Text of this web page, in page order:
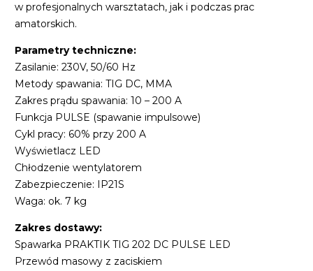
w profesjonalnych warsztatach, jak i podczas prac
amatorskich.
Parametry techniczne:
Zasilanie: 230V, 50/60 Hz
Metody spawania: TIG DC, MMA
Zakres prądu spawania: 10 – 200 A
Funkcja PULSE (spawanie impulsowe)
Cykl pracy: 60% przy 200 A
Wyświetlacz LED
Chłodzenie wentylatorem
Zabezpieczenie: IP21S
Waga: ok. 7 kg
Zakres dostawy:
Spawarka PRAKTIK TIG 202 DC PULSE LED
Przewód masowy z zaciskiem